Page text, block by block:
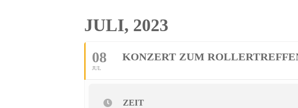
JULI, 2023
08
JUL
KONZERT ZUM
ZEIT